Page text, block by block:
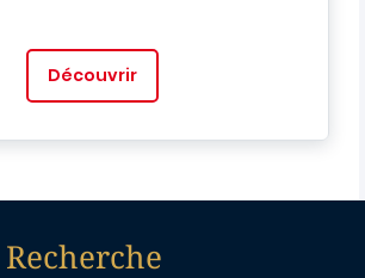
Découvrir